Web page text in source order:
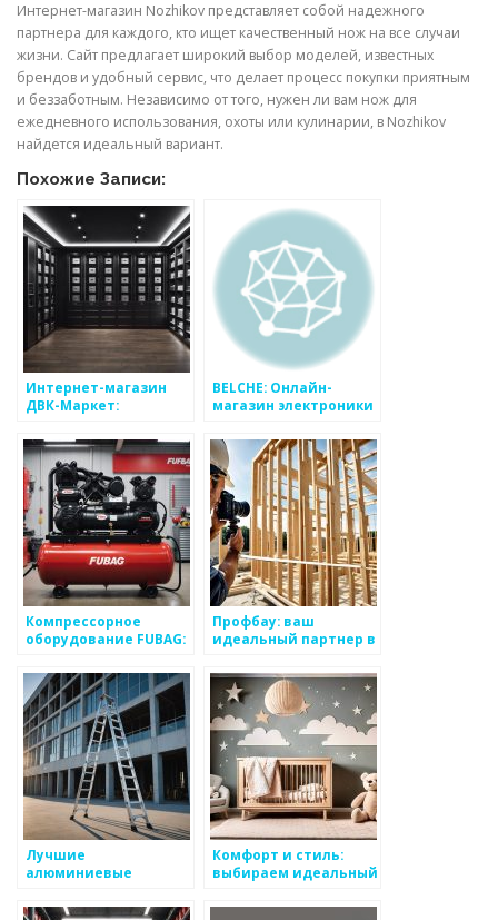
Интернет-магазин Nozhikov представляет собой надежного
партнера для каждого, кто ищет качественный нож на все случаи
жизни. Сайт предлагает широкий выбор моделей, известных
брендов и удобный сервис, что делает процесс покупки приятным
и беззаботным. Независимо от того, нужен ли вам нож для
ежедневного использования, охоты или кулинарии, в Nozhikov
найдется идеальный вариант.
Похожие Записи:
Интернет-магазин
ДВК-Маркет:
моделей сейфов
BELCHE: Онлайн-
магазин электроники
Компрессорное
оборудование FUBAG:
Петербурге по
доступным ценам
Профбау: ваш
идеальный партнер в
и ремонта
Лучшие
алюминиевые
надежность и
Комфорт и стиль:
выбираем идеальный
мебели